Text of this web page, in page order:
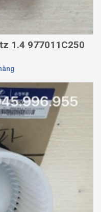
1.4 977011C250